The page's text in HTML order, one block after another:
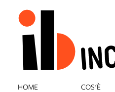
HOME COS'È